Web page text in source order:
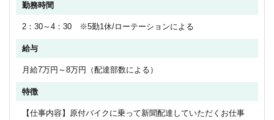
勤務時間
2：30～4：30 ※5勤1休/ローテーションによる
給与
月給7万円～8万円（配達部数による）
特徴
【仕事内容】原付バイクに乗って新聞配達していただくお仕事